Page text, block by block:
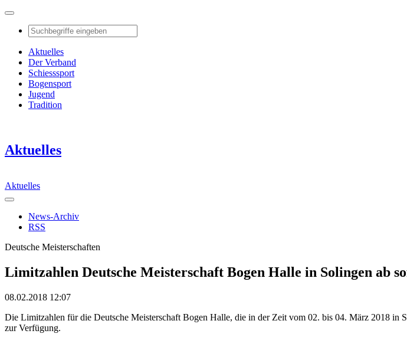
Aktuelles
Der Verband
Schiesssport
Bogensport
Jugend
Tradition
Aktuelles
Aktuelles
News-Archiv
RSS
Deutsche Meisterschaften
Limitzahlen Deutsche Meisterschaft Bogen Halle in Solingen ab
08.02.2018 12:07
Die Limitzahlen für die Deutsche Meisterschaft Bogen Halle, die in der Zeit vom 02. bis 04. März 2018 in
zur Verfügung.